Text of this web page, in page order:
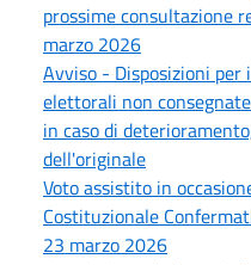
prossime consultazione
marzo 2026
Avviso - Disposizioni
elettorali non
in caso di
dell'originale
Voto assistito in
Costituzionale
23 marzo 2026